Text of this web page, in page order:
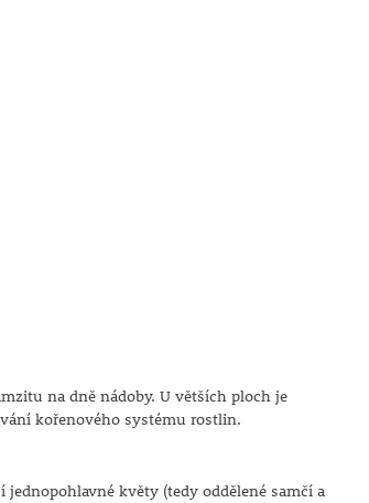
na dně nádoby. U větších ploch je
kořenového systému rostlin.
květy (tedy oddělené samčí a